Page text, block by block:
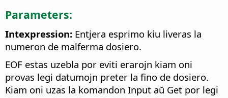
Parameters:
Intexpression: Entjera esprimo kiu liveras la
numeron de malferma dosiero.
EOF estas uzebla por eviti erarojn kiam oni
provas legi datumojn preter la fino de dosiero.
Kiam oni uzas la komandon Input aŭ Get por legi